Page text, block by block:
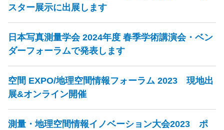
スター展示に出展します
日本写真測量学会 2024年度 春季学術講演会・ベン
ダーフォーラムで発表します
空間 EXPO/地理空間情報フォーラム 2023 現地出
展&オンライン開催
測量・地理空間情報イノベーション大会2023 ポ